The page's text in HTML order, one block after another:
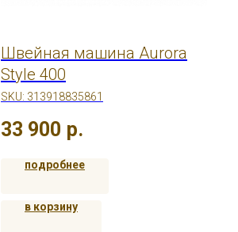
Швейная машина Aurora
Style 400
SKU: 313918835861
33 900 р.
подробнее
в корзину